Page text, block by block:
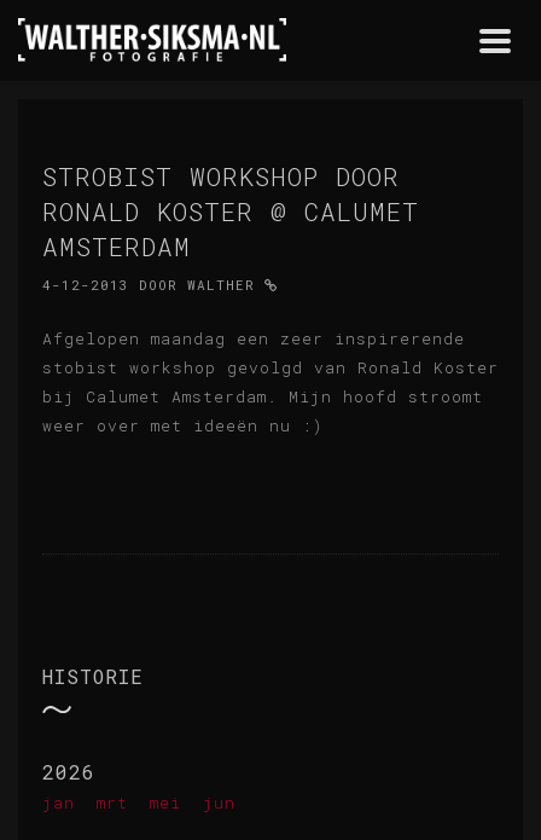
STROBIST WORKSHOP DOOR
RONALD KOSTER @ CALUMET
AMSTERDAM
4-12-2013 DOOR WALTHER
Afgelopen maandag een zeer inspirerende
stobist workshop gevolgd van Ronald Koster
bij Calumet Amsterdam. Mijn hoofd stroomt
weer over met ideeën nu :)
HISTORIE
2026
jan mrt mei jun